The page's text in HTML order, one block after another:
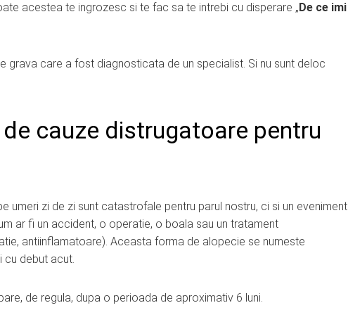
acestea te ingrozesc si te fac sa te intrebi cu disperare „De ce imi
grava care a fost diagnosticata de un specialist. Si nu sunt deloc
cauze distrugatoare pentru
umeri zi de zi sunt catastrofale pentru parul nostru, ci si un eveniment
ar fi un accident, o operatie, o boala sau un tratament
antiinflamatoare). Aceasta forma de alopecie se numeste
cu debut acut.
de regula, dupa o perioada de aproximativ 6 luni.